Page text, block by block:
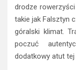
drodze
takie jak Falsztyn
góralski klimat.
poczuć
dodatkowy atut